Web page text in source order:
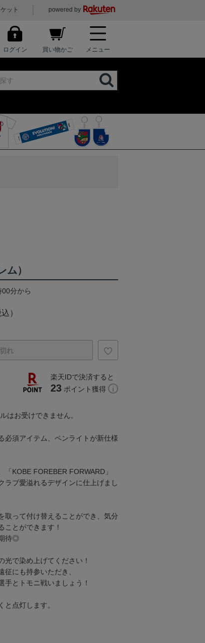
ット powered by
ログイン 買い物かご メニュー
ム）
分から
込）
れ
楽天IDで決済すると
23 ポイント獲得
はお受けできません。
必須アイテム、ペンライトが新仕様
KOBE FOREBER FORWARD」
ラブ愛溢れるデザインに仕上げまし
取って付け替えることができ、気分
ことができます！
待◎
光で染め上げてください！
征にも持参いただき、
手とトモニ戦いましょう！
点灯します。